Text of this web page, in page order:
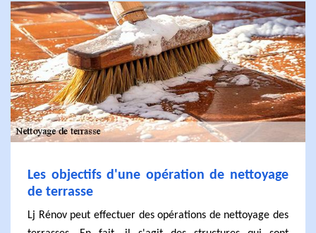
Les objectifs d'une opération de nettoyage
de terrasse
Lj Rénov peut effectuer des opérations de nettoyage des